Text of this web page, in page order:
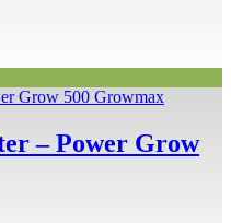
– Power Grow